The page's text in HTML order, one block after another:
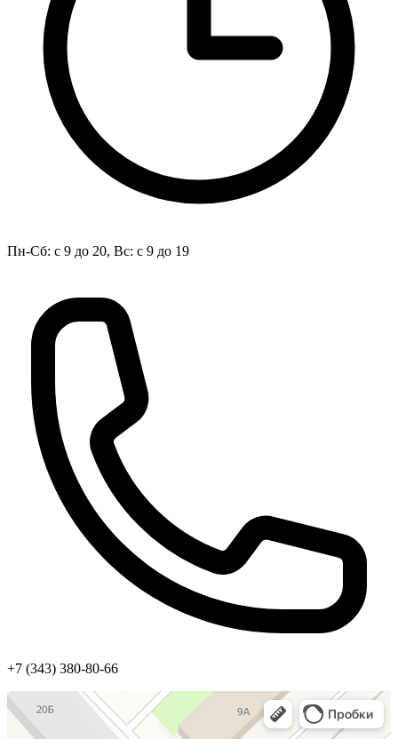
Пн-Сб: с 9 до 20, Вс: с 9 до 19
+7 (343) 380-80-66